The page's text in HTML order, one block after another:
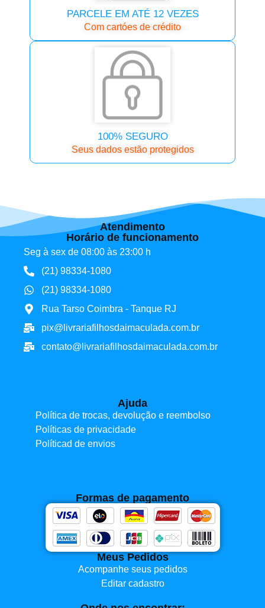
PARCELE EM ATÉ 12 VEZES
Com cartóes de crédito
100% SEGURO
Seus dados estão protegidos
Atendimento
Horário de funcionamento
Seg à sex de 08:00 às 23:00 h
(21) 98334-1080
(21) 98334-1080
Rua Tarso Coimbra - Tanque RJ
pix@livrariafilhosdaimaculada.com.br
contato@livrariafilhosdaimaculada.com.br
Ajuda
Política de trocas, devolução e reembolso
Políticas de privacidade
Políticad de envios
Formas de pagamento
Meus Pedidos
Acompanhe seus pedidos
Editar cadastro